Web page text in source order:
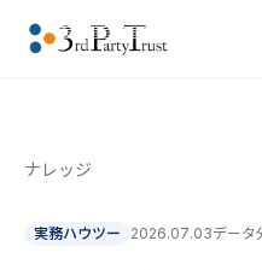
ナレッジ
実務ハウツー 2026.07.03データ